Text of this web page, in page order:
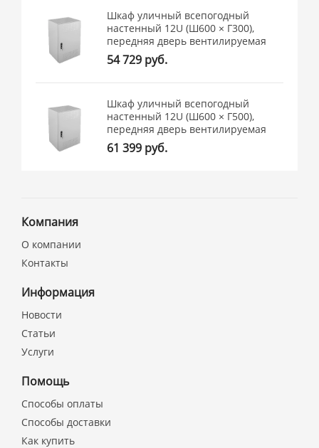
Шкаф уличный всепогодный
настенный 12U (Ш600 × Г300),
передняя дверь вентилируемая
54 729 руб.
Шкаф уличный всепогодный
настенный 12U (Ш600 × Г500),
передняя дверь вентилируемая
61 399 руб.
Компания
О компании
Контакты
Информация
Новости
Статьи
Услуги
Помощь
Способы оплаты
Способы доставки
Как купить